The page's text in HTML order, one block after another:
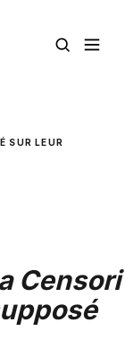
SUR LEUR
Censori